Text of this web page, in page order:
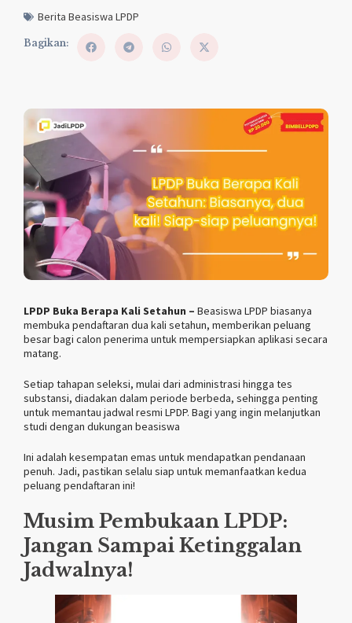
Berita Beasiswa LPDP
Bagikan:
LPDP Buka Berapa Kali Setahun – Beasiswa LPDP biasanya
membuka pendaftaran dua kali setahun, memberikan peluang
besar bagi calon penerima untuk mempersiapkan aplikasi secara
matang.
Setiap tahapan seleksi, mulai dari administrasi hingga tes
substansi, diadakan dalam periode berbeda, sehingga penting
untuk memantau jadwal resmi LPDP. Bagi yang ingin melanjutkan
studi dengan dukungan beasiswa
Ini adalah kesempatan emas untuk mendapatkan pendanaan
penuh. Jadi, pastikan selalu siap untuk memanfaatkan kedua
peluang pendaftaran ini!
Musim Pembukaan LPDP:
Jangan Sampai Ketinggalan
Jadwalnya!